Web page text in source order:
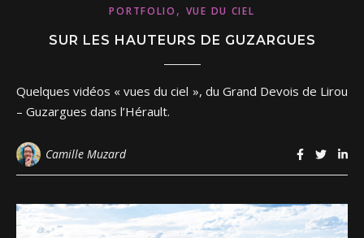
PORTFOLIO , VUE DU CIEL
SUR LES HAUTEURS DE GUZARGUES
Quelques vidéos « vues du ciel », du Grand Devois de Lirou
– Guzargues dans l’Hérault.
Camille Muzard